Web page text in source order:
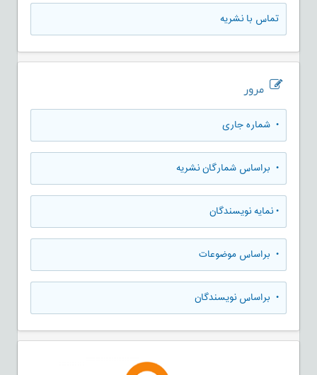
تماس با نشریه
مرور
• شماره جاری
• براساس شمارگان نشریه
•نمایه نویسندگان
• براساس موضوعات
• براساس نویسندگان